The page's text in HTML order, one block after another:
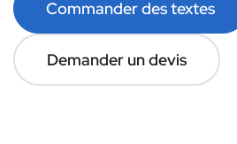
Commander des textes
Demander un devis